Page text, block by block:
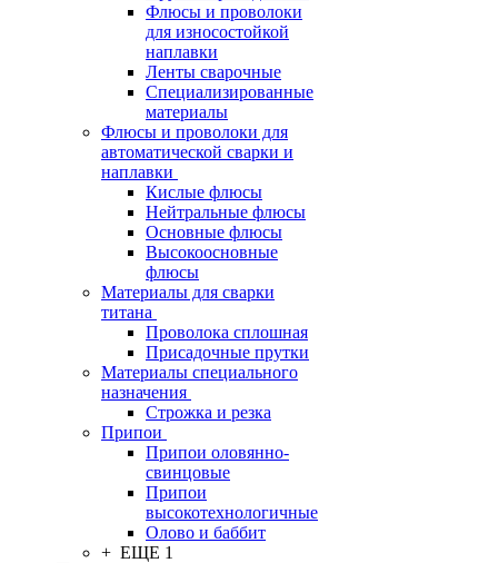
Флюсы и проволоки
для износостойкой
наплавки
Ленты сварочные
Специализированные
материалы
Флюсы и проволоки для
автоматической сварки и
наплавки
Кислые флюсы
Нейтральные флюсы
Основные флюсы
Высокоосновные
флюсы
Материалы для сварки
титана
Проволока сплошная
Присадочные прутки
Материалы специального
назначения
Строжка и резка
Припои
Припои оловянно-
свинцовые
Припои
высокотехнологичные
Олово и баббит
+ ЕЩЕ 1